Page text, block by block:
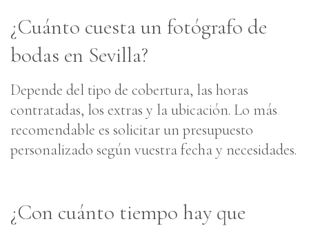
¿Cuánto cuesta un fotógrafo de
bodas en Sevilla?
Depende del tipo de cobertura, las horas
contratadas, los extras y la ubicación. Lo más
recomendable es solicitar un presupuesto
personalizado según vuestra fecha y necesidades.
¿Con cuánto tiempo hay que